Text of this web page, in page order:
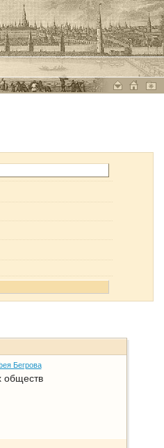
Бегрова
обществ